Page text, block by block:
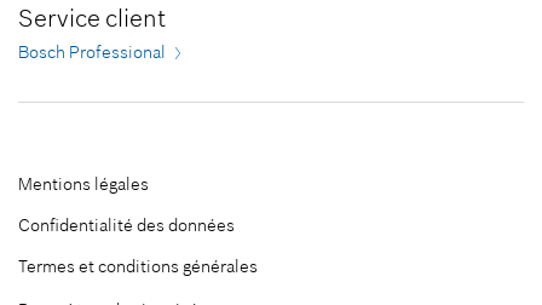
Service client
Bosch Professional
Mentions légales
Confidentialité des données
Termes et conditions générales